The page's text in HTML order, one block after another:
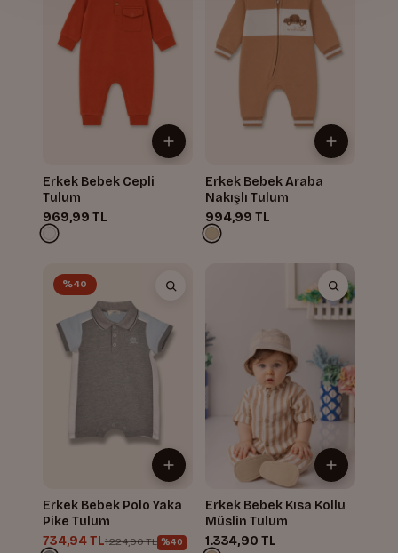
Erkek Bebek Cepli
Tulum
969,99 TL
Erkek Bebek Araba
Nakışlı Tulum
994,99 TL
%40
Erkek Bebek Polo Yaka
Pike Tulum
734,94 TL1.224,90 TL %40
Erkek Bebek Kısa Kollu
Müslin Tulum
1.334,90 TL